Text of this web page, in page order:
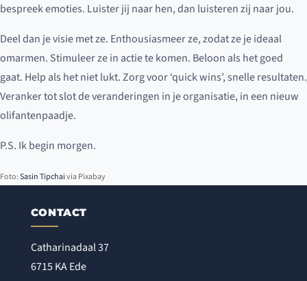
bespreek emoties. Luister jij naar hen, dan luisteren zij naar jou.
Deel dan je visie met ze. Enthousiasmeer ze, zodat ze je ideaal
omarmen. Stimuleer ze in actie te komen. Beloon als het goed
gaat. Help als het niet lukt. Zorg voor ‘quick wins’, snelle resultaten.
Veranker tot slot de veranderingen in je organisatie, in een nieuw
olifantenpaadje.
P.S. Ik begin morgen.
Foto:Sasin Tipchaivia Pixabay
CONTACT
Catharinadaal 37
6715 KA Ede